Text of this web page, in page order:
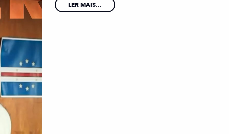
LER MAIS...